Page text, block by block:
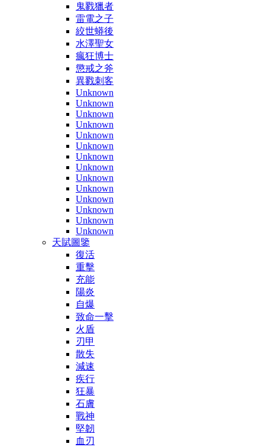
鬼戮獵者
雷電之子
絞世蟒後
水澤聖女
瘋狂博士
懲戒之斧
異戮刺客
Unknown
Unknown
Unknown
Unknown
Unknown
Unknown
Unknown
Unknown
Unknown
Unknown
Unknown
Unknown
Unknown
Unknown
天賦圖鑒
復活
重擊
充能
陽炎
自爆
致命一擊
火盾
刃甲
散失
減速
疾行
狂暴
石膚
戰神
堅韌
血刃